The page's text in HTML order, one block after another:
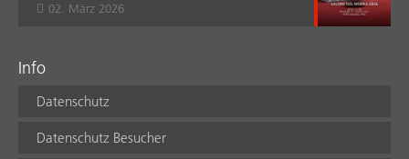
02. März 2026
Info
Datenschutz
Datenschutz Besucher